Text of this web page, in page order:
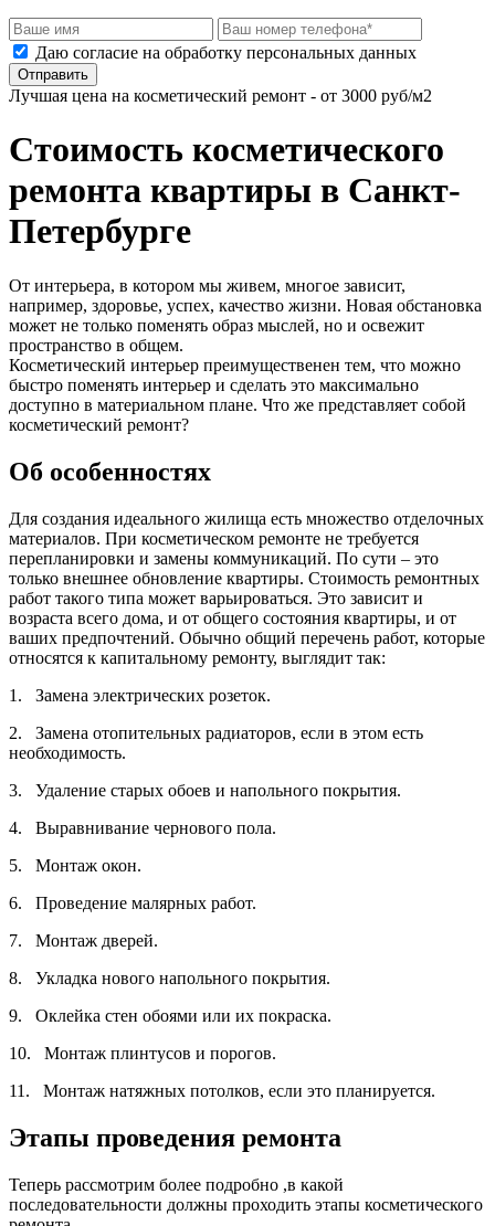
Даю согласие на обработку персональных данных
Отправить
Лучшая цена на косметический ремонт - от 3000 руб/м2
Стоимость косметического
ремонта квартиры в Санкт-
Петербурге
От интерьера, в котором мы живем, многое зависит,
например, здоровье, успех, качество жизни. Новая обстановка
может не только поменять образ мыслей, но и освежит
пространство в общем.
Косметический интерьер преимущественен тем, что можно
быстро поменять интерьер и сделать это максимально
доступно в материальном плане. Что же представляет собой
косметический ремонт?
Об особенностях
Для создания идеального жилища есть множество отделочных
материалов. При косметическом ремонте не требуется
перепланировки и замены коммуникаций. По сути – это
только внешнее обновление квартиры. Стоимость ремонтных
работ такого типа может варьироваться. Это зависит и
возраста всего дома, и от общего состояния квартиры, и от
ваших предпочтений. Обычно общий перечень работ, которые
относятся к капитальному ремонту, выглядит так:
1. Замена электрических розеток.
2. Замена отопительных радиаторов, если в этом есть
необходимость.
3. Удаление старых обоев и напольного покрытия.
4. Выравнивание чернового пола.
5. Монтаж окон.
6. Проведение малярных работ.
7. Монтаж дверей.
8. Укладка нового напольного покрытия.
9. Оклейка стен обоями или их покраска.
10. Монтаж плинтусов и порогов.
11. Монтаж натяжных потолков, если это планируется.
Этапы проведения ремонта
Теперь рассмотрим более подробно ,в какой
последовательности должны проходить этапы косметического